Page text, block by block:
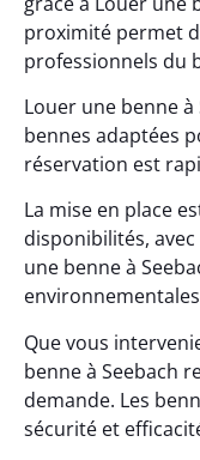
proximité permet
professionnels du
Louer une benne
bennes adaptées
réservation est
La mise en place
disponibilités,
une benne à
Que vous
benne à Seebach
demande. Les
sécurité et